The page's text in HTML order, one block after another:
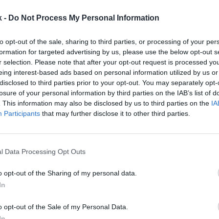
- Do Not Process My Personal Information
opt-out of the sale, sharing to third parties, or processing of your
for targeted advertising by us, please use the below opt-out
selection. Please note that after your opt-out request is processed
interest-based ads based on personal information utilized by us
to third parties prior to your opt-out. You may separately
of your personal information by third parties on the IAB’s list of
This information may also be disclosed by us to third parties on the
Participants that may further disclose it to other third parties.
Data Processing Opt Outs
opt-out of the Sharing of my personal data.
opt-out of the Sale of my Personal Data.
de Netflix. El otro consejero delegado, Greg Peters,
durante las próximas décadas
. Warner Bros. ha
durante más de un siglo y sigue
y capacidades de producción fenomenales.
nuestro modelo de negocio probado, podemos
amplio los mundos que crean, lo que ofrece a
opciones, atrae a más fans a nuestro servicio de
fortalece toda la industria del entretenimiento y
el presidente y consejero delegado de Warner Bros.
de historias del mundo para llevar a más
de adquirir para emitir el partido inaugural de la
un partido de la MLB en directo. En concreto, se
2026 en San Francisco. El